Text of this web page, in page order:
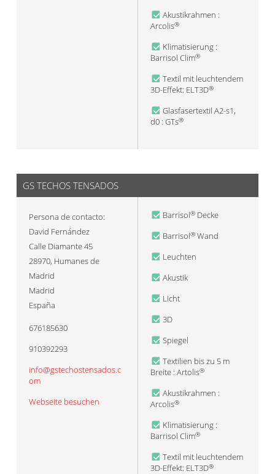
Akustikrahmen :
Arcolis®
Klimatisierung :
Barrisol Clim®
Textil mit leuchtendem
3D-Effekt: ELT3D®
Glasfasertextil A2-s1,
d0 : GTs®
GS TECHOS TENSADOS
Persona de contacto:
David Fernández
Calle Diamante 45
28970, Humanes de
Madrid
Madrid
España
676185630
910392293
info@gstechostensados.c
om
Webseite besuchen
Barrisol® Decke
Barrisol® Wand
Leuchten
Akustik
Licht
3D
Spiegel
Textilien bis zu 5 m
Breite : Artolis®
Akustikrahmen :
Arcolis®
Klimatisierung :
Barrisol Clim®
Textil mit leuchtendem
3D-Effekt: ELT3D®